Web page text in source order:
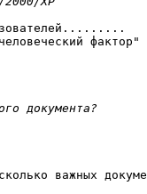
фактор"
важных